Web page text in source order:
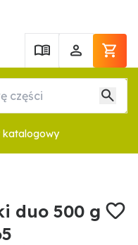
katalogowy
duo 500 g